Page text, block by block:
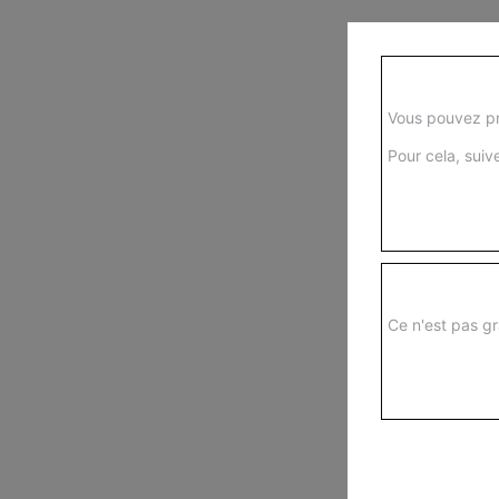
Vous pouvez
Pour cela,
Ce n'est pas